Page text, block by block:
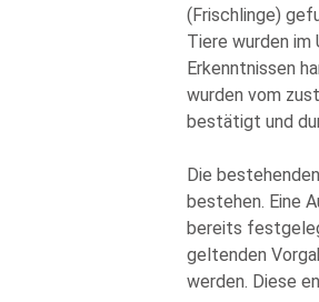
(Frischlinge)
Tiere wurden im
Erkenntnissen
wurden vom
bestätigt und
Die
bestehen. Eine
bereits
geltenden
werden. Diese